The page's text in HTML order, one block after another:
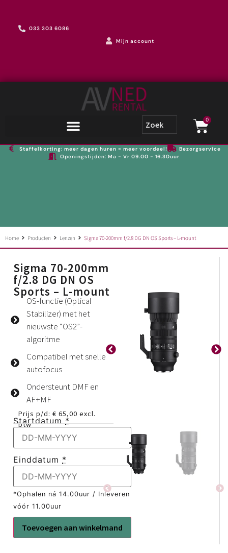
033 303 6086
Mijn account
0
Staffelkorting: meer dagen huren = meer voordeel!
Bezorgservice
Openingstijden: Ma - Vr 09.00 - 16.30uur
Home Producten Lenzen Sigma 70-200mm f/2.8 DG DN OS Sports – L-mount
Sigma 70-200mm
f/2.8 DG DN OS
Sports – L-mount
OS-functie (Optical
Stabilizer) met het
nieuwste “OS2”-
algoritme
Compatibel met snelle
autofocus
Ondersteunt DMF en
AF+MF
Startdatum *
Einddatum *
*Ophalen ná 14.00uur / Inleveren
vóór 11.00uur
Toevoegen aan winkelmand
Prijs p/d: € 65,00 excl.
btw